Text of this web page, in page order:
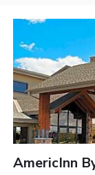
AmericInn